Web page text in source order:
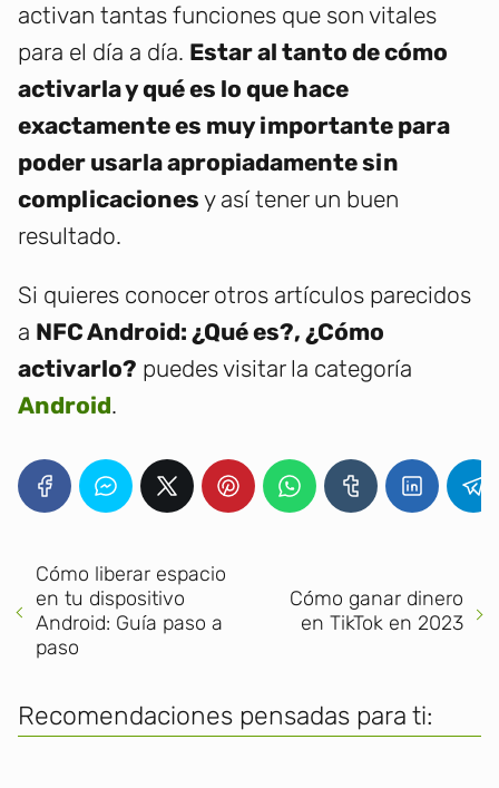
activan tantas funciones que son vitales
para el día a día. Estar al tanto de cómo
activarla y qué es lo que hace
exactamente es muy importante para
poder usarla apropiadamente sin
complicaciones y así tener un buen
resultado.
Si quieres conocer otros artículos parecidos
a NFC Android: ¿Qué es?, ¿Cómo
activarlo? puedes visitar la categoría
Android.
Cómo liberar espacio
en tu dispositivo
Android: Guía paso a
paso
Cómo ganar dinero
en TikTok en 2023
Recomendaciones pensadas para ti: